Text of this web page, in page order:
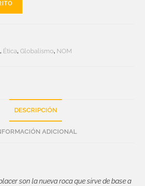
, Ética,Globalismo, NOM
DESCRIPCIÓN
ADICIONAL
son la nueva roca que sirve de base a